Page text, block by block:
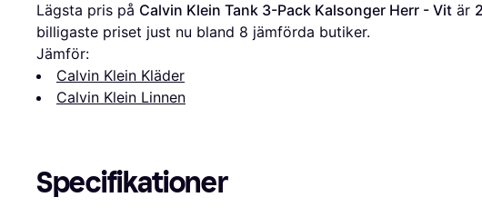
Lägsta pris på Calvin Klein Tank 3-Pack Kalsonger Herr - Vit är
billigaste priset just nu bland 8 jämförda butiker.
Jämför:
Calvin Klein Kläder
Calvin Klein Linnen
Specifikationer